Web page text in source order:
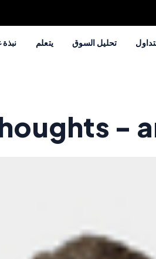
تحليل السوق يتعلم نبذة
-